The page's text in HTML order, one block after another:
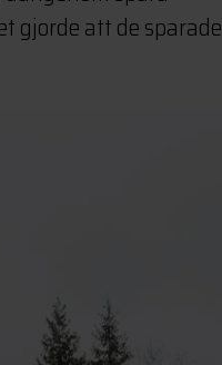
gjorde att de sparade